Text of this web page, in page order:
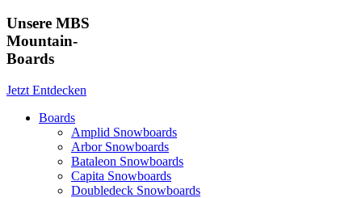
Unsere MBS
Mountain-
Boards
Jetzt Entdecken
Boards
Amplid Snowboards
Arbor Snowboards
Bataleon Snowboards
Capita Snowboards
Doubledeck Snowboards